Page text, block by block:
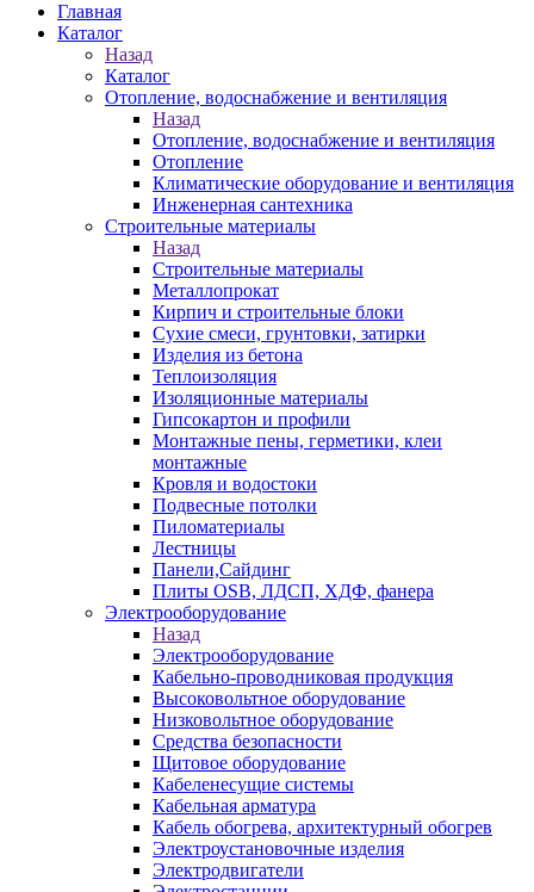
Главная
Каталог
Назад
Каталог
Отопление, водоснабжение и вентиляция
Назад
Отопление, водоснабжение и вентиляция
Отопление
Климатические оборудование и вентиляция
Инженерная сантехника
Строительные материалы
Назад
Строительные материалы
Металлопрокат
Кирпич и строительные блоки
Сухие смеси, грунтовки, затирки
Изделия из бетона
Теплоизоляция
Изоляционные материалы
Гипсокартон и профили
Монтажные пены, герметики, клеи
монтажные
Кровля и водостоки
Подвесные потолки
Пиломатериалы
Лестницы
Панели,Сайдинг
Плиты OSB, ЛДСП, ХДФ, фанера
Электрооборудование
Назад
Электрооборудование
Кабельно-проводниковая продукция
Высоковольтное оборудование
Низковольтное оборудование
Средства безопасности
Щитовое оборудование
Кабеленесущие системы
Кабельная арматура
Кабель обогрева, архитектурный обогрев
Электроустановочные изделия
Электродвигатели